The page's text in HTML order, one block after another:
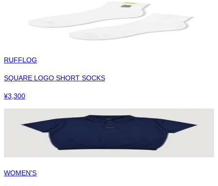
RUFFLOG
SQUARE LOGO SHORT SOCKS
¥3,300
WOMEN'S